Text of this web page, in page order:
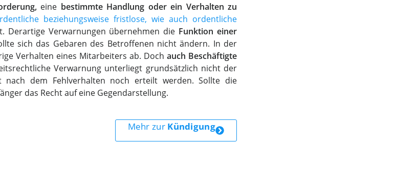
eine bestimmte Handlung oder ein Verhalten zu
beziehungsweise fristlose, wie auch ordentliche
Derartige Verwarnungen übernehmen die Funktion einer
sich das Gebaren des Betroffenen nicht ändern. In der
Verhalten eines Mitarbeiters ab. Doch auch Beschäftigte
Verwarnung unterliegt grundsätzlich nicht der
dem Fehlverhalten noch erteilt werden. Sollte die
das Recht auf eine Gegendarstellung.
Mehr zur Kündigung